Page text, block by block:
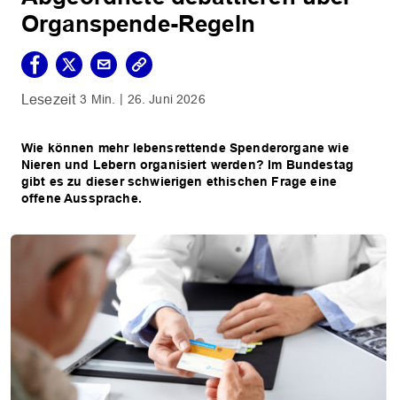
Organspende-Regeln
3 Min. 26. Juni 2026
Wie können mehr lebensrettende Spenderorgane wie
Nieren und Lebern organisiert werden? Im Bundestag
gibt es zu dieser schwierigen ethischen Frage eine
offene Aussprache.